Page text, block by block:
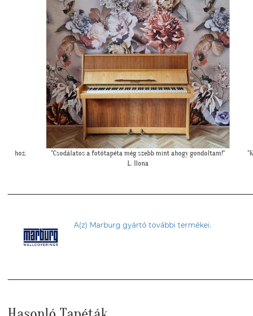
"Kedves Tapétatrend ! Köszönöm a makis tapétát. Jó választás lett
nagyon!"
A(z) Marburg gyártó további termékei.